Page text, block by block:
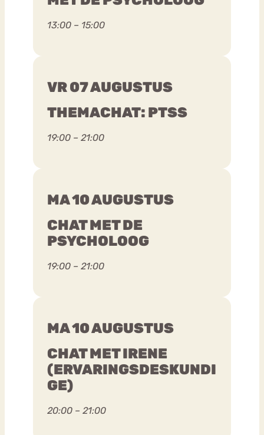
13:00 – 15:00
VR 07 AUGUSTUS
THEMACHAT: PTSS
19:00 – 21:00
MA 10 AUGUSTUS
CHAT MET DE
PSYCHOLOOG
19:00 – 21:00
MA 10 AUGUSTUS
CHAT MET IRENE
(ERVARINGSDESKUNDI
GE)
20:00 – 21:00